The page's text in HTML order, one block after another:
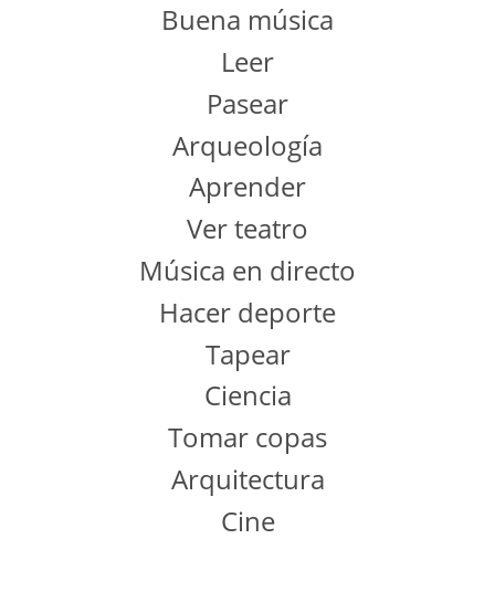
Buena música
Leer
Pasear
Arqueología
Aprender
Ver teatro
Música en directo
Hacer deporte
Tapear
Ciencia
Tomar copas
Arquitectura
Cine